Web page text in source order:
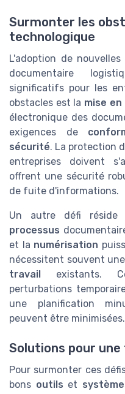
Surmonter les
technologique
L'adoption de
documentaire
significatifs pour les
obstacles est la mise en
électronique des
exigences de
sécurité. La protection
entreprises doivent
offrent une sécurité
de fuite d'informations.
Un autre défi réside
processus
et la numérisation
nécessitent souvent
travail existants.
perturbations
une planification
peuvent être minimisées.
Solutions pour
Pour surmonter ces
bons outils et